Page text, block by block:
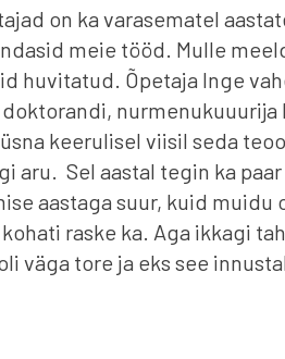
on ka varasematel
meie tööd. Mulle
huvitatud. Õpetaja Inge
nurmenukuuurija
keerulisel viisil seda
aru. Sel aastal tegin ka
aastaga suur, kuid muidu
raske ka. Aga ikkagi
väga tore ja eks see